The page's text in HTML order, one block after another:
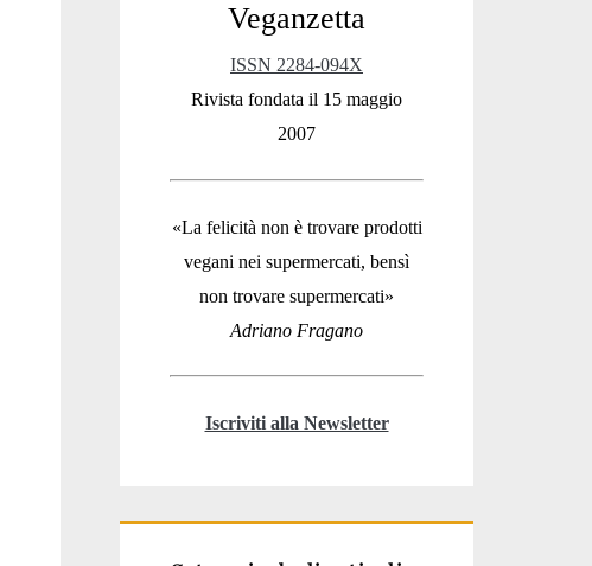
Veganzetta
ISSN 2284-094X
Rivista fondata il 15 maggio
2007
«La felicità non è trovare prodotti
vegani nei supermercati, bensì
non trovare supermercati»
Adriano Fragano
Iscriviti alla Newsletter